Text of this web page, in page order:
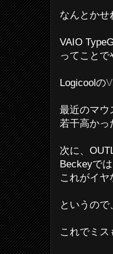
なんとかせ
VAIO
ってことで
Logicoolの
最近のマウ
若干高かっ
次に、
Beckeyで
これがイヤ
というの
これでミ